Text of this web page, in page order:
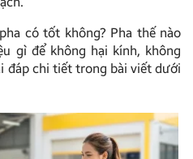
có tốt không? Pha thế nào
gì để không hại kính, không
đáp chi tiết trong bài viết dưới